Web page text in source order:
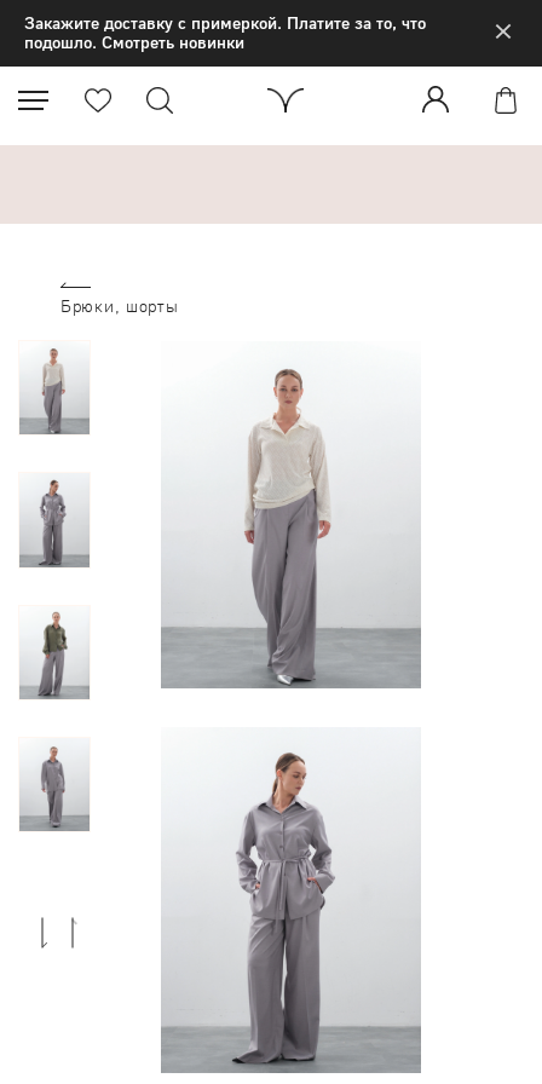
Закажите доставку с примеркой. Платите за то, что
подошло. Смотреть новинки
×
Брюки, шорты
Previous